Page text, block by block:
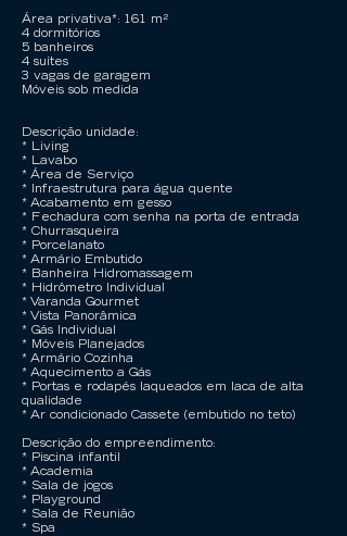
Área privativa*: 161 m²
4 dormitórios
5 banheiros
4 suítes
3 vagas de garagem
Móveis sob medida
Descrição unidade:
* Living
* Lavabo
* Área de Serviço
* Infraestrutura para água quente
* Acabamento em gesso
* Fechadura com senha na porta de entrada
* Churrasqueira
* Porcelanato
* Armário Embutido
* Banheira Hidromassagem
* Hidrômetro Individual
* Varanda Gourmet
* Vista Panorâmica
* Gás Individual
* Móveis Planejados
* Armário Cozinha
* Aquecimento a Gás
* Portas e rodapés laqueados em laca de alta
qualidade
* Ar condicionado Cassete (embutido no teto)
Descrição do empreendimento:
* Piscina infantil
* Academia
* Sala de jogos
* Playground
* Sala de Reunião
* Spa